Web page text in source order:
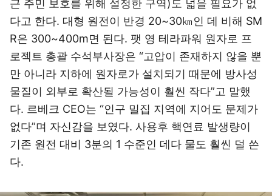
근 주민 보호를 위해 설정한 구역)도 넓을 필요가 없
다고 한다. 대형 원전이 반경 20~30㎞인 데 비해 SM
R은 300~400m면 된다. 팻 영 테라파워 원자로 프
로젝트 총괄 수석부사장은 “고압이 존재하지 않을 뿐
만 아니라 지하에 원자로가 설치되기 때문에 방사성
물질이 외부로 확산될 가능성이 훨씬 작다”고 말했
다. 르베크 CEO는 “인구 밀집 지역에 지어도 문제가
없다”며 자신감을 보였다. 사용후 핵연료 발생량이
기존 원전 대비 3분의 1 수준인 데다 물도 훨씬 덜 쓴
다.